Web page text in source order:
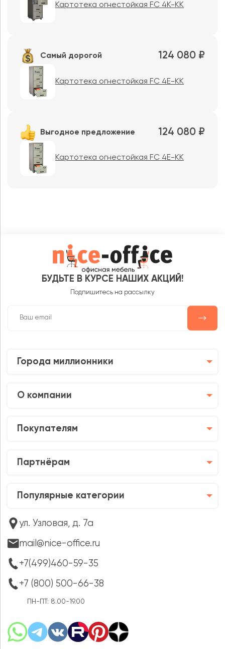
Картотека огнестойкая FC 4K-KK
Самый дорогой 124 080 ₽
Картотека огнестойкая FC 4E-KK
Выгодное предложение 124 080 ₽
Картотека огнестойкая FC 4E-KK
БУДЬТЕ В КУРСЕ НАШИХ АКЦИЙ!
Подпишитесь на рассылку
Города миллионники
О компании
Покупателям
Партнёрам
Популярные категории
ул. Узловая, д. 7а
mail@nice-office.ru
+7(499)460-59-35
+7 (800) 500-66-38
ПН-ПТ: 8.00-19.00